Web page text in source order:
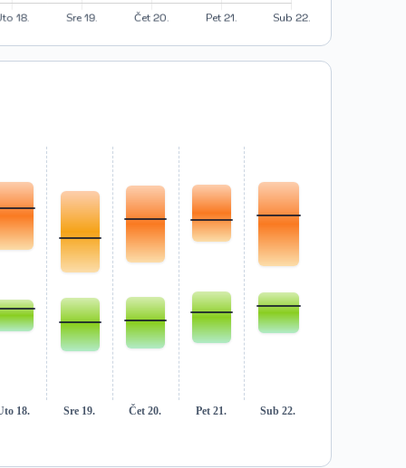
18. Sre 19. Čet 20. Pet 21. Sub 22.